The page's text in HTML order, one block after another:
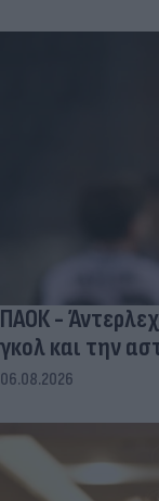
ΠΑΟΚ -
γκολ και την
06.08.2026